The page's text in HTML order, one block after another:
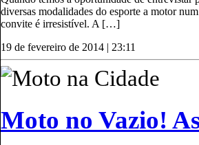
diversas modalidades do esporte a motor
convite é irresistível. A […]
19 de fevereiro de 2014 | 23:11
Moto na Cidade
Moto no Vazio!